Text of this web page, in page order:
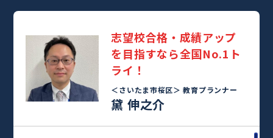
志望校合格・成績アップ
を目指すなら全国No.1ト
ライ！
＜さいたま市桜区＞教育プランナー
黛 伸之介